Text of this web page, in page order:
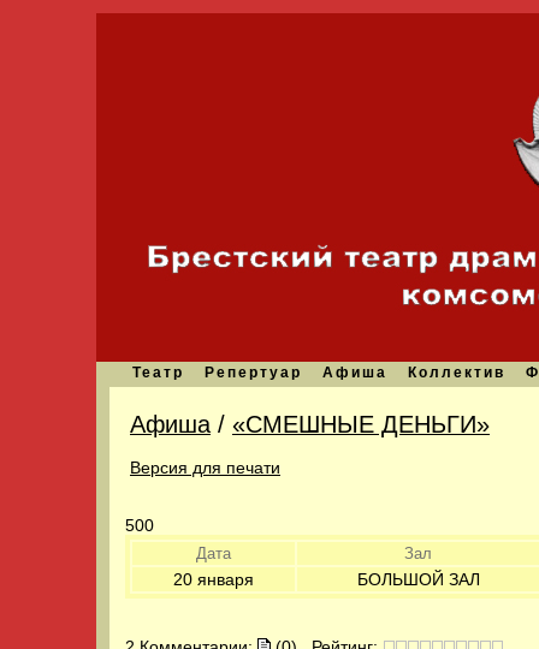
Театр Репертуар Афиша Коллектив
Афиша / «СМЕШНЫЕ ДЕНЬГИ»
Версия для печати
500
Дата Зал
20 января БОЛЬШОЙ ЗАЛ